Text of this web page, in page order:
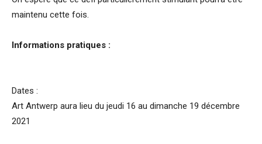
maintenu cette fois.
Informations pratiques :
Dates :
Art Antwerp aura lieu du jeudi 16 au dimanche 19 décembre
2021